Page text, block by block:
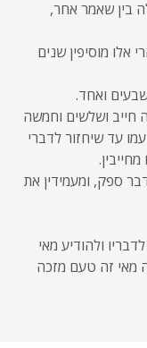
בין שאמר אחר,
אלו מוסיפין שנים
ואחד.
חייב ושלשים וחמשה
עמו עד שיחזור לדברי
ספק, ומעמידין את
ולהודיע מאי
מאי זה טעם מזכה